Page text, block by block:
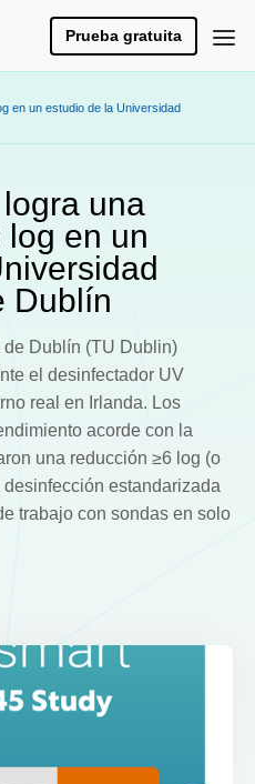
Prueba gratuita
en un estudio de la Universidad
una
log en un
Dublín
Dublín (TU Dublin)
el desinfectador UV
real en Irlanda. Los
acorde con la
una reducción ≥6 log (o
estandarizada
trabajo con sondas en solo